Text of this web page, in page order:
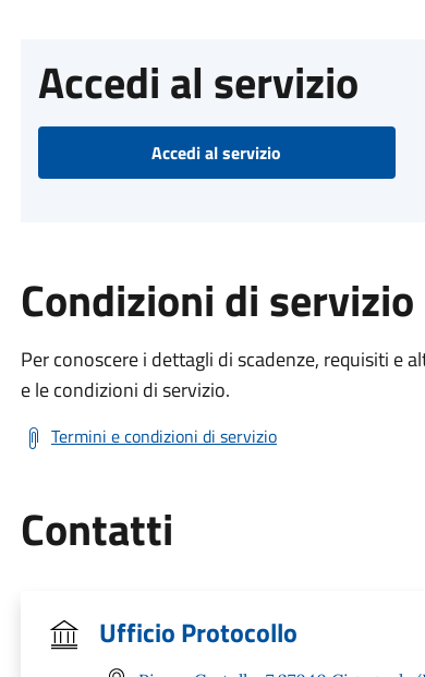
Accedi al servizio
Accedi al servizio
Condizioni di servizio
Per conoscere i dettagli di scadenze, requisiti e
e le condizioni di servizio.
Termini e condizioni di servizio
Contatti
Ufficio Protocollo